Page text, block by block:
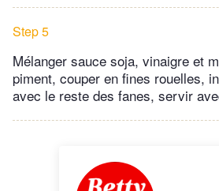
Step 5
Mélanger sauce soja, vinaigre et
piment, couper en fines rouelles,
avec le reste des fanes, servir